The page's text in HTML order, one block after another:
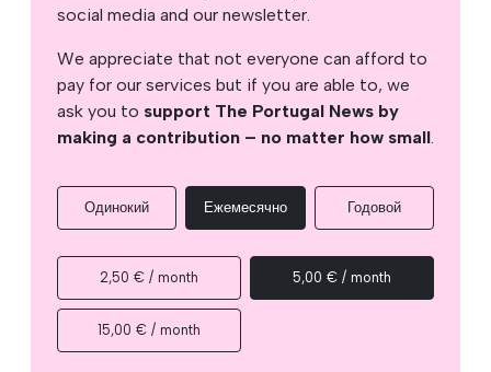
social media and our newsletter.
We appreciate that not everyone can afford to
pay for our services but if you are able to, we
ask you to support The Portugal News by
making a contribution – no matter how small.
Одинокий Ежемесячно Годовой
2,50 € / month 5,00 € / month
15,00 € / month